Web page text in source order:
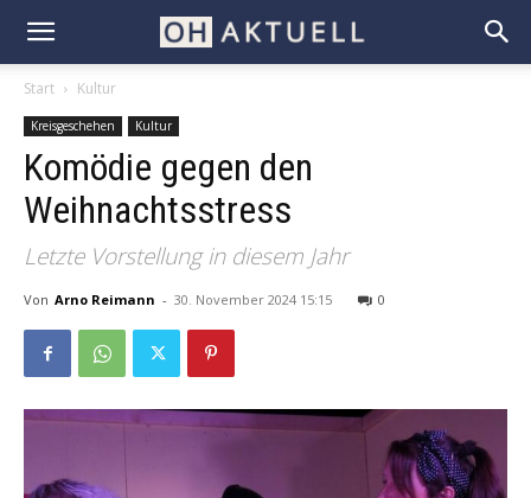
Start Kultur
Kreisgeschehen Kultur
Komödie gegen den
Weihnachtsstress
Letzte Vorstellung in diesem Jahr
Von Arno Reimann - 30. November 2024 15:15 0